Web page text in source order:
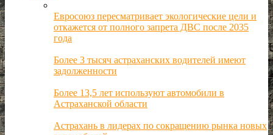
Евросоюз пересматривает экологические цели и
откажется от полного запрета ДВС после 2035
года
Более 3 тысяч астраханских водителей имеют
задолженности
Более 13,5 лет используют автомобили в
Астраханской области
Астрахань в лидерах по сокращению рынка новых